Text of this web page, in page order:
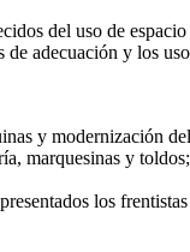
del uso de
adecuación y los
y modernización
marquesinas y
los